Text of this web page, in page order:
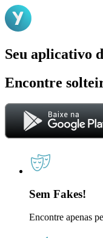
Seu aplicativo
Encontre
Sem Fakes!
Encontre apenas